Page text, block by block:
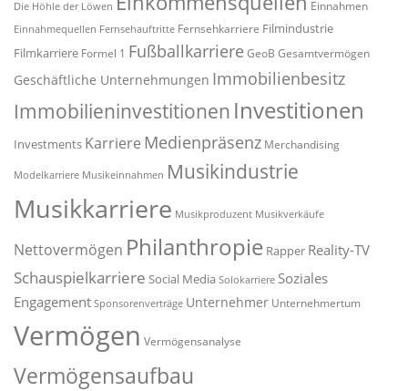
Die Höhle der Löwen Einnahmen
Einnahmequellen Fernsehauftritte Fernsehkarriere Filmindustrie
Filmkarriere Formel 1 Fußballkarriere GeoB Gesamtvermögen
Geschäftliche Unternehmungen Immobilienbesitz
Immobilieninvestitionen Investitionen
Investments Karriere Medienpräsenz Merchandising
Modelkarriere Musikeinnahmen Musikindustrie
Musikkarriere Musikproduzent Musikverkäufe
Nettovermögen Philanthropie Rapper Reality-TV
Schauspielkarriere Social Media Solokarriere Soziales
Engagement Sponsorenverträge Unternehmer Unternehmertum
Vermögen Vermögensanalyse
Vermögensaufbau